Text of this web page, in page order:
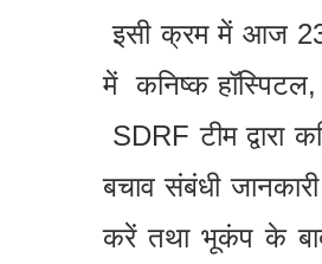
इसी क्रम में आज 23
में कनिष्क
SDRF टीम
बचाव संबंधी
करें तथा भूकंप के बाद